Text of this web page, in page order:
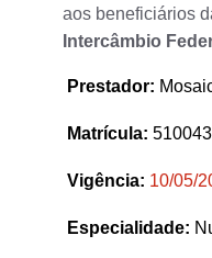
aos beneficiários
Intercâmbio
Prestador:
Matrícula:
Vigência: 10/05/
Especialidade: